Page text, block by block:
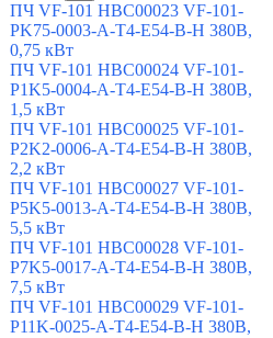
ПЧ VF-101 HBC00023 VF-101-
PK75-0003-A-T4-E54-B-H 380В,
0,75 кВт
ПЧ VF-101 HBC00024 VF-101-
P1K5-0004-A-T4-E54-B-H 380В,
1,5 кВт
ПЧ VF-101 HBC00025 VF-101-
P2K2-0006-A-T4-E54-B-H 380В,
2,2 кВт
ПЧ VF-101 HBC00027 VF-101-
P5K5-0013-A-T4-E54-B-H 380В,
5,5 кВт
ПЧ VF-101 HBC00028 VF-101-
P7K5-0017-A-T4-E54-B-H 380В,
7,5 кВт
ПЧ VF-101 HBC00029 VF-101-
P11K-0025-A-T4-E54-B-H 380В,